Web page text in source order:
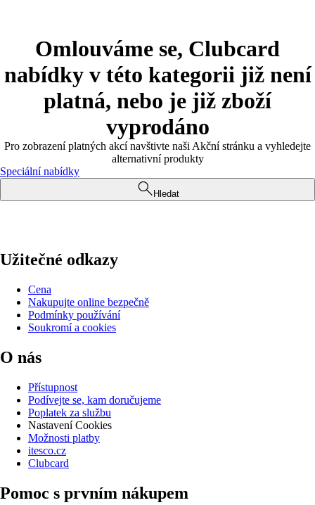
Omlouváme se, Clubcard
nabídky v této kategorii již není
platná, nebo je již zboží
vyprodáno
Pro zobrazení platných akcí navštivte naši Akční stránku a vyhledejte
alternativní produkty
Speciální nabídky
Hledat
Užitečné odkazy
Cena
Nakupujte online bezpečně
Podmínky používání
Soukromí a cookies
O nás
Přístupnost
Podívejte se, kam doručujeme
Poplatek za službu
Nastavení Cookies
Možnosti platby
itesco.cz
Clubcard
Pomoc s prvním nákupem